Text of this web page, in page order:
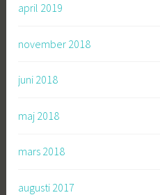
april 2019
november 2018
juni 2018
maj 2018
mars 2018
augusti 2017